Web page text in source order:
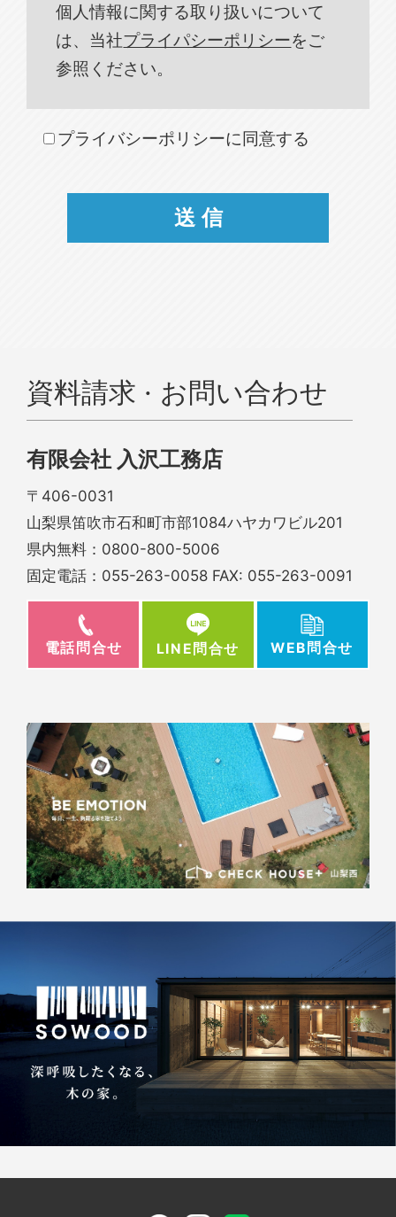
個人情報に関する取り扱いについて
は、当社プライパシーポリシーをご
参照ください。
プライバシーポリシーに同意する
資料請求 · お問い合わせ
有限会社 入沢工務店
〒406-0031
山梨県笛吹市石和町市部1084ハヤカワビル201
県内無料： 0800-800-5006
固定電話： 055-263-0058 FAX: 055-263-0091
電話問合せ LINE問合せ WEB問合せ